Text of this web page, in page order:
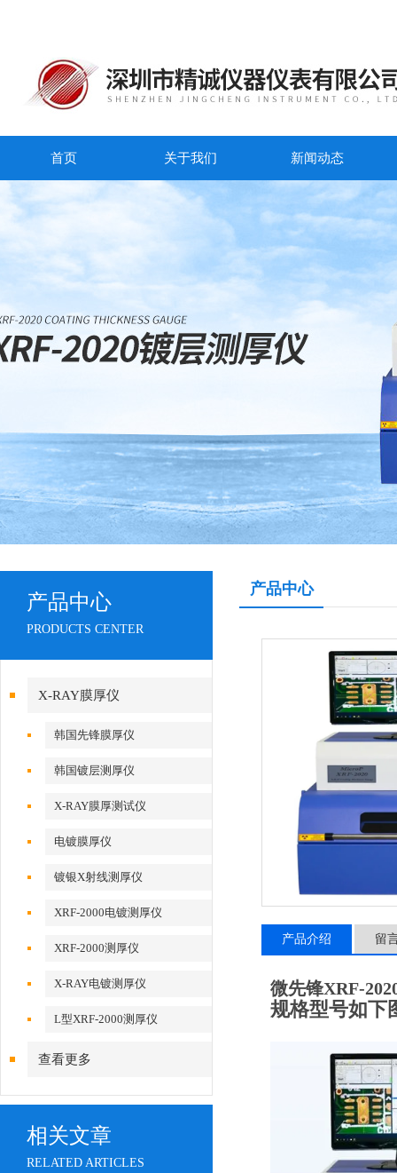
首页 关于我们 新闻动态
产品中心
PRODUCTS CENTER
X-RAY膜厚仪
韩国先锋膜厚仪
韩国镀层测厚仪
X-RAY膜厚测试仪
电镀膜厚仪
镀银X射线测厚仪
XRF-2000电镀测厚仪
XRF-2000测厚仪
X-RAY电镀测厚仪
L型XRF-2000测厚仪
查看更多
相关文章
RELATED ARTICLES
产品中心
产品介绍 留
微先锋XRF-
规格型号如下